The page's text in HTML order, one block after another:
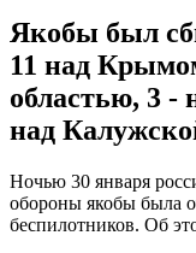
Якобы был
11 над
областью, 3 -
над
Ночью 30 января
обороны якобы была
беспилотников. Об